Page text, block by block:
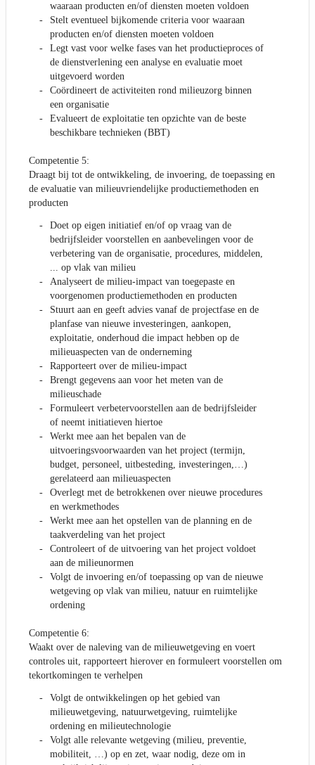
waaraan producten en/of diensten moeten voldoen
Stelt eventueel bijkomende criteria voor waaraan
producten en/of diensten moeten voldoen
Legt vast voor welke fases van het productieproces of
de dienstverlening een analyse en evaluatie moet
uitgevoerd worden
Coördineert de activiteiten rond milieuzorg binnen
een organisatie
Evalueert de exploitatie ten opzichte van de beste
beschikbare technieken (BBT)
Competentie 5:
Draagt bij tot de ontwikkeling, de invoering, de toepassing en
de evaluatie van milieuvriendelijke productiemethoden en
producten
Doet op eigen initiatief en/of op vraag van de
bedrijfsleider voorstellen en aanbevelingen voor de
verbetering van de organisatie, procedures, middelen,
... op vlak van milieu
Analyseert de milieu-impact van toegepaste en
voorgenomen productiemethoden en producten
Stuurt aan en geeft advies vanaf de projectfase en de
planfase van nieuwe investeringen, aankopen,
exploitatie, onderhoud die impact hebben op de
milieuaspecten van de onderneming
Rapporteert over de milieu-impact
Brengt gegevens aan voor het meten van de
milieuschade
Formuleert verbetervoorstellen aan de bedrijfsleider
of neemt initiatieven hiertoe
Werkt mee aan het bepalen van de
uitvoeringsvoorwaarden van het project (termijn,
budget, personeel, uitbesteding, investeringen,…)
gerelateerd aan milieuaspecten
Overlegt met de betrokkenen over nieuwe procedures
en werkmethodes
Werkt mee aan het opstellen van de planning en de
taakverdeling van het project
Controleert of de uitvoering van het project voldoet
aan de milieunormen
Volgt de invoering en/of toepassing op van de nieuwe
wetgeving op vlak van milieu, natuur en ruimtelijke
ordening
Competentie 6:
Waakt over de naleving van de milieuwetgeving en voert
controles uit, rapporteert hierover en formuleert voorstellen om
tekortkomingen te verhelpen
Volgt de ontwikkelingen op het gebied van
milieuwetgeving, natuurwetgeving, ruimtelijke
ordening en milieutechnologie
Volgt alle relevante wetgeving (milieu, preventie,
mobiliteit, …) op en zet, waar nodig, deze om in